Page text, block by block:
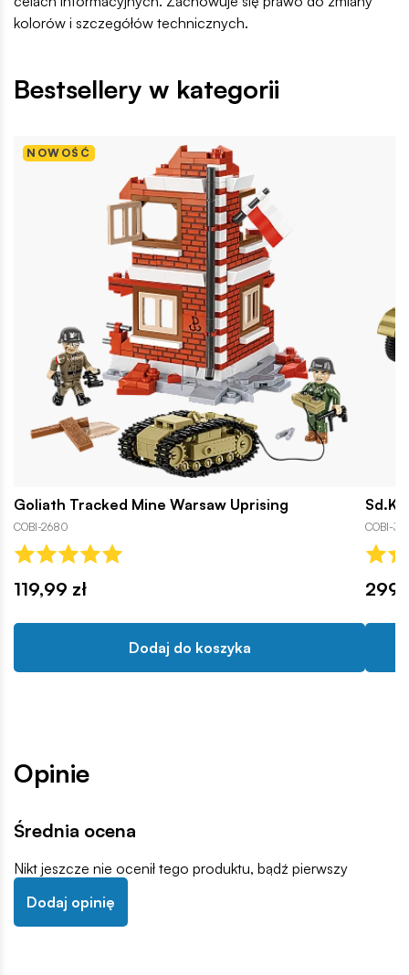
kolorów i szczegółów technicznych.
Bestsellery w kategorii
NOWOŚĆ
Goliath Tracked Mine Warsaw Uprising
COBI-2680
119,99 zł
Dodaj do koszyka
COBI-
Opinie
Średnia ocena
Nikt jeszcze nie ocenił tego produktu, bądź pierwszy
Dodaj opinię